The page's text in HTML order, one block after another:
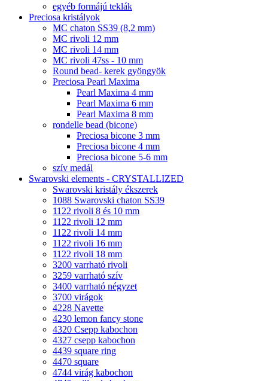
egyéb formájú teklák
Preciosa kristályok
MC chaton SS39 (8,2 mm)
MC rivoli 12 mm
MC rivoli 14 mm
MC rivoli 47ss - 10 mm
Round bead- kerek gyöngyök
Preciosa Pearl Maxima
Pearl Maxima 4 mm
Pearl Maxima 6 mm
Pearl Maxima 8 mm
rondelle bead (bicone)
Preciosa bicone 3 mm
Preciosa bicone 4 mm
Preciosa bicone 5-6 mm
szív medál
Swarovski elements - CRYSTALLIZED
Swarovski kristály ékszerek
1088 Swarovski chaton SS39
1122 rivoli 8 és 10 mm
1122 rivoli 12 mm
1122 rivoli 14 mm
1122 rivoli 16 mm
1122 rivoli 18 mm
3200 varrható rivoli
3259 varrható szív
3400 varrható négyzet
3700 virágok
4228 Navette
4230 lemon fancy stone
4320 Csepp kabochon
4327 csepp kabochon
4439 square ring
4470 square
4744 virág kabochon